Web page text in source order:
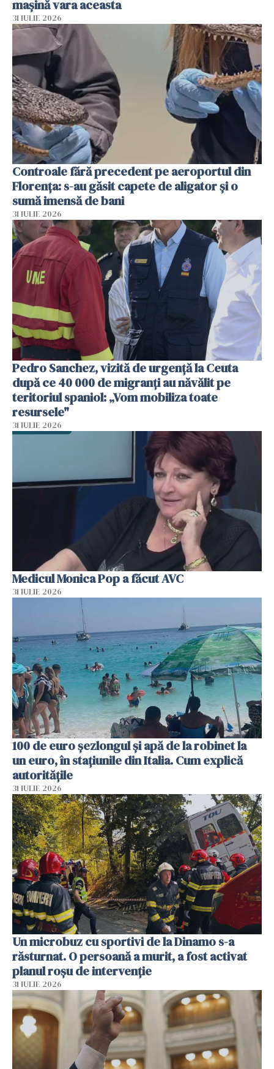
mașină vara aceasta
31 IULIE 2026
Controale fără precedent pe aeroportul din
Florența: s-au găsit capete de aligator și o
sumă imensă de bani
31 IULIE 2026
Pedro Sanchez, vizită de urgență la Ceuta
după ce 40 000 de migranți au năvălit pe
teritoriul spaniol: „Vom mobiliza toate
resursele"
31 IULIE 2026
Medicul Monica Pop a făcut AVC
31 IULIE 2026
100 de euro șezlongul și apă de la robinet la
un euro, în stațiunile din Italia. Cum explică
autoritățile
31 IULIE 2026
Un microbuz cu sportivi de la Dinamo s-a
răsturnat. O persoană a murit, a fost activat
planul roșu de intervenție
31 IULIE 2026